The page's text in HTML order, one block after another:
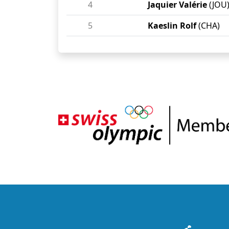
4 Jaquier Valérie(JOU)
5
Kaeslin Rolf(CHA)